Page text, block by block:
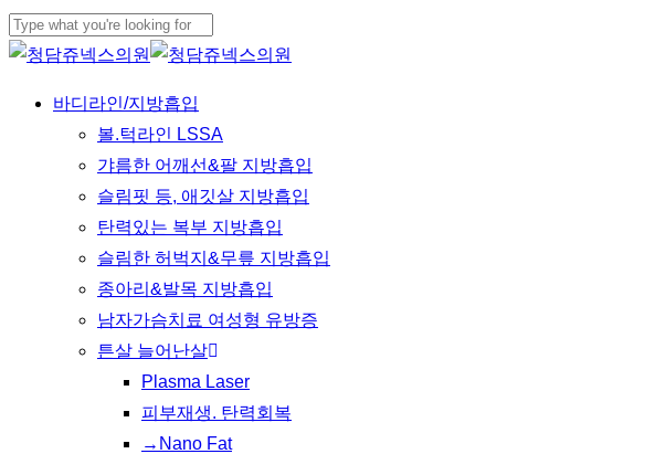
Skip
to
content
Close
Menu
바디라인/지방흡입
볼.턱라인 LSSA
갸름한 어깨선&팔 지방흡입
슬림핏 등, 애깃살 지방흡입
탄력있는 복부 지방흡입
슬림한 허벅지&무릎 지방흡입
종아리&발목 지방흡입
남자가슴치료 여성형 유방증
튼살 늘어난살
Plasma Laser
피부재생. 탄력회복
→Nano Fat